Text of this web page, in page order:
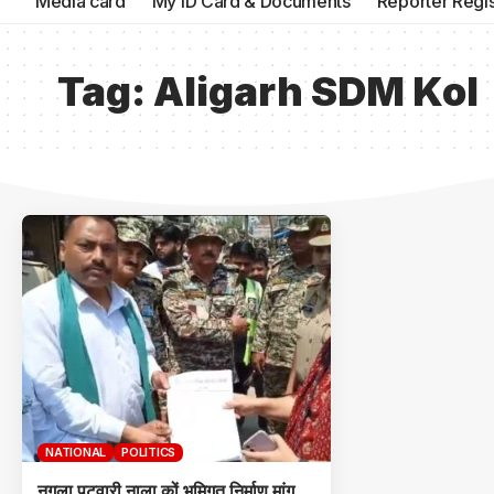
Tag: Aligarh SDM Kol
NATIONAL POLITICS